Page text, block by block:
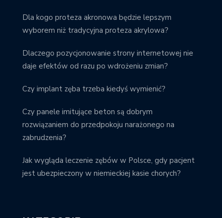
Dla kogo proteza akronowa będzie lepszym
wyborem niż tradycyjna proteza akrylowa?
Dlaczego pozycjonowanie strony internetowej nie
daje efektów od razu po wdrożeniu zmian?
Czy implant zęba trzeba kiedyś wymienić?
Czy panele imitujące beton są dobrym
rozwiązaniem do przedpokoju narażonego na
zabrudzenia?
Jak wygląda leczenie zębów w Polsce, gdy pacjent
jest ubezpieczony w niemieckiej kasie chorych?